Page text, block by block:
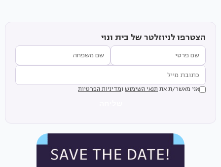
הצטרפו לניוזלטר של בית ונוי
אני מאשר/ת את תנאי השימוש ומדיניות הפרטיות